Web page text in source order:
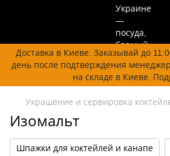
Доставка в Киеве. Заказывай до
день после подтверждения
на складе в Киеве.
Украшение и сервировка
Изомальт
Шпажки для коктейлей и канапе